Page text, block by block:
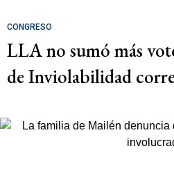
CONGRESO
LLA no sumó más
de Inviolabilidad